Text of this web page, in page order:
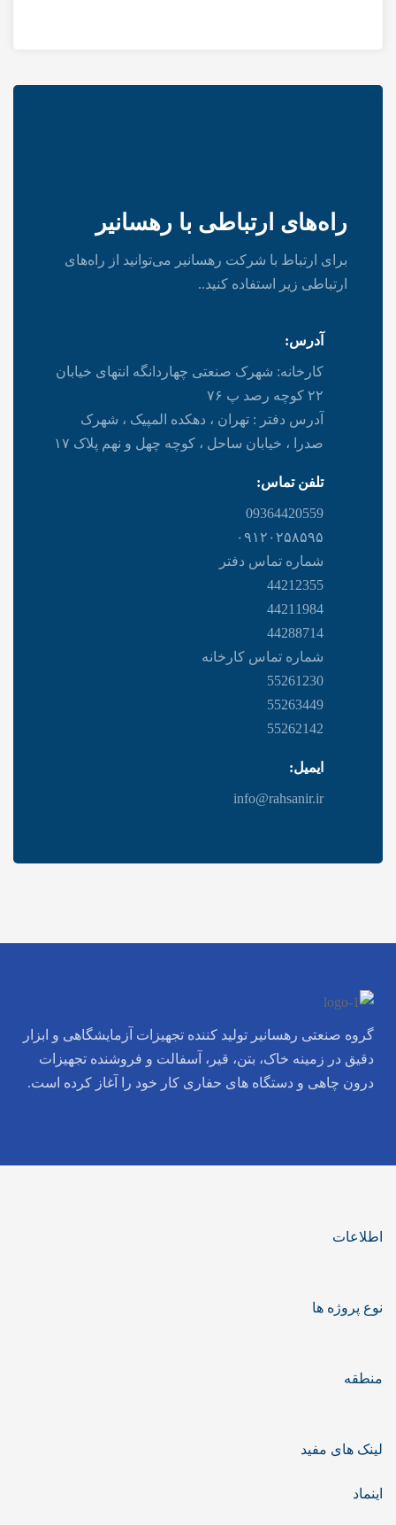
راه‌های ارتباطی با رهسانیر
برای ارتباط با شرکت رهسانیر می‌توانید از راه‌های
ارتباطی زیر استفاده کنید..
آدرس:
کارخانه: شهرک صنعتی چهاردانگه انتهای خیابان
۲۲ کوچه رصد پ ۷۶
آدرس دفتر : تهران ، دهکده المپیک ، شهرک
صدرا ، خیابان ساحل ، کوچه چهل و نهم پلاک ۱۷
تلفن تماس:
09364420559
۰۹۱۲۰۲۵۸۵۹۵
شماره تماس دفتر
44212355
44211984
44288714
شماره تماس کارخانه
55261230
55263449
55262142
ایمیل:
info@rahsanir.ir
گروه صنعتی رهسانیر تولید کننده تجهیزات آزمایشگاهی و ابزار
دقیق در زمینه خاک، بتن، قیر، آسفالت و فروشنده تجهیزات
درون چاهی و دستگاه های حفاری کار خود را آغاز کرده است.
اطلاعات
نوع پروژه ها
منطقه
لینک های مفید
اینماد